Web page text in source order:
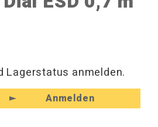
Befestigungen
Kleiderfächer
und Haken
und Kleinaufbewahrung
und Sitzbänke
Lagerstatus anmelden.
Anmelden